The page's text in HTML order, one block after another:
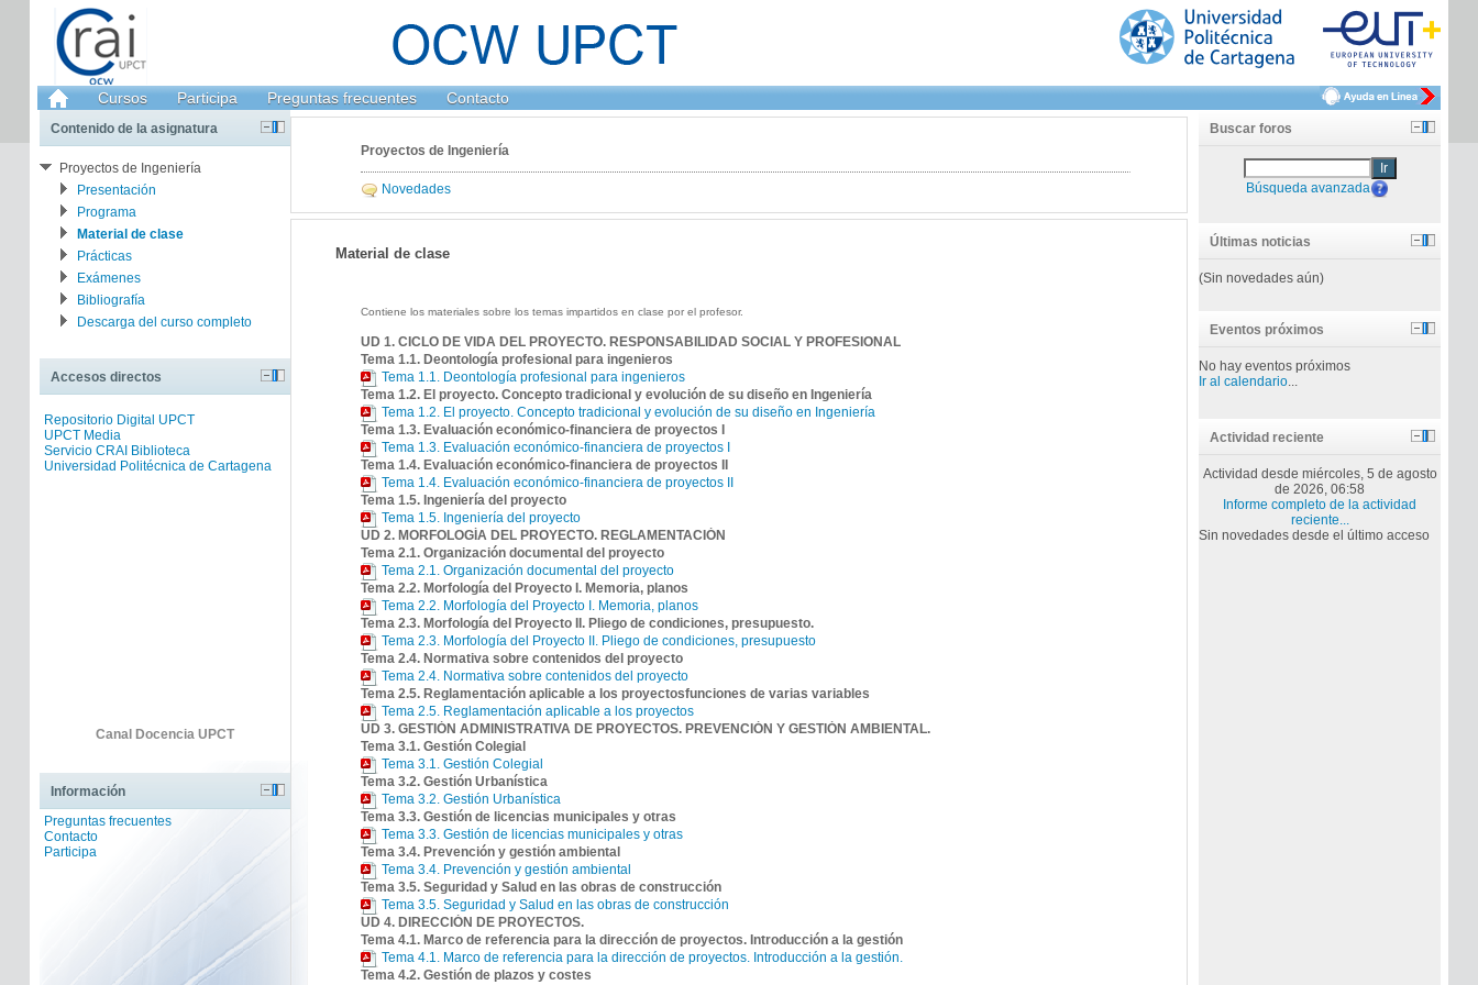
Cursos Participa Preguntas frecuentes Contacto
Proyectos de Ingeniería
Novedades
Material de clase
Contiene los materiales sobre los temas impartidos en clase por el profesor.
UD 1. CICLO DE VIDA DEL PROYECTO. RESPONSABILIDAD SOCIAL Y PROFESIONAL
Tema 1.1. Deontología profesional para ingenieros
Tema 1.1. Deontología profesional para ingenieros
Tema 1.2. El proyecto. Concepto tradicional y evolución de su diseño en Ingeniería
Tema 1.2. El proyecto. Concepto tradicional y evolución de su diseño en Ingeniería
Tema 1.3. Evaluación económico-financiera de proyectos I
Tema 1.3. Evaluación económico-financiera de proyectos I
Tema 1.4. Evaluación económico-financiera de proyectos II
Tema 1.4. Evaluación económico-financiera de proyectos II
Tema 1.5. Ingeniería del proyecto
Tema 1.5. Ingeniería del proyecto
UD 2. MORFOLOGÍA DEL PROYECTO. REGLAMENTACIÓN
Tema 2.1. Organización documental del proyecto
Tema 2.1. Organización documental del proyecto
Tema 2.2. Morfología del Proyecto I. Memoria, planos
Tema 2.2. Morfología del Proyecto I. Memoria, planos
Tema 2.3. Morfología del Proyecto II. Pliego de condiciones, presupuesto.
Tema 2.3. Morfología del Proyecto II. Pliego de condiciones, presupuesto
Tema 2.4. Normativa sobre contenidos del proyecto
Tema 2.4. Normativa sobre contenidos del proyecto
Tema 2.5. Reglamentación aplicable a los proyectosfunciones de varias variables
Tema 2.5. Reglamentación aplicable a los proyectos
UD 3. GESTIÓN ADMINISTRATIVA DE PROYECTOS. PREVENCIÓN Y GESTIÓN AMBIENTAL.
Tema 3.1. Gestión Colegial
Tema 3.1. Gestión Colegial
Tema 3.2. Gestión Urbanística
Tema 3.2. Gestión Urbanística
Tema 3.3. Gestión de licencias municipales y otras
Tema 3.3. Gestión de licencias municipales y otras
Tema 3.4. Prevención y gestión ambiental
Tema 3.4. Prevención y gestión ambiental
Tema 3.5. Seguridad y Salud en las obras de construcción
Tema 3.5. Seguridad y Salud en las obras de construcción
UD 4. DIRECCIÓN DE PROYECTOS.
Tema 4.1. Marco de referencia para la dirección de proyectos. Introducción a la gestión
Tema 4.1. Marco de referencia para la dirección de proyectos. Introducción a la gestión.
Tema 4.2. Gestión de plazos y costes
Contenido de la asignatura
Proyectos de Ingeniería
Presentación
Programa
Material de clase
Prácticas
Exámenes
Bibliografía
Descarga del curso completo
Accesos directos
Repositorio Digital UPCT
UPCT Media
Servicio CRAI Biblioteca
Universidad Politécnica de Cartagena
Canal Docencia UPCT
Información
Preguntas frecuentes
Contacto
Participa
Buscar foros
Ir
Búsqueda avanzada
Últimas noticias
(Sin novedades aún)
Eventos próximos
No hay eventos próximos
Ir al calendario...
Actividad reciente
Actividad desde miércoles, 5 de agosto
de 2026, 06:58
Informe completo de la actividad
reciente...
Sin novedades desde el último acceso